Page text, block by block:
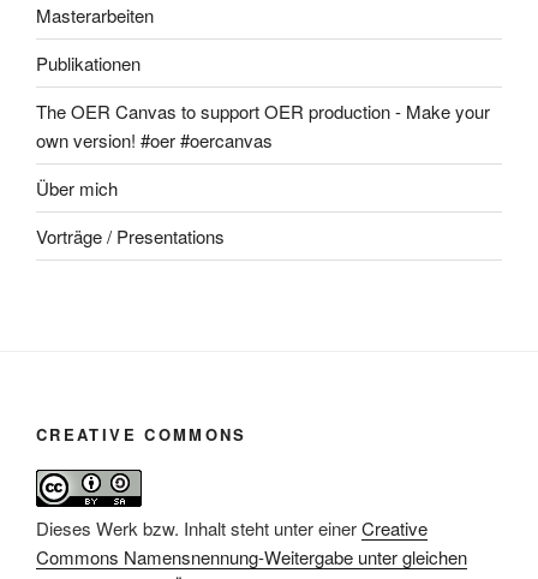
Masterarbeiten
Publikationen
The OER Canvas to support OER production - Make your
own version! #oer #oercanvas
Über mich
Vorträge / Presentations
CREATIVE COMMONS
Dieses Werk bzw. Inhalt steht unter einerCreative
Commons Namensnennung-Weitergabe unter gleichen